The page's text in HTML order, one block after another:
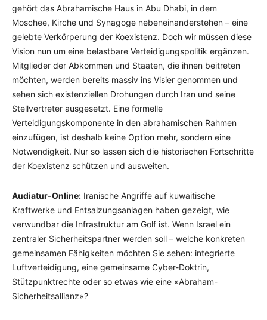
gehört das Abrahamische Haus in Abu Dhabi, in dem
Moschee, Kirche und Synagoge nebeneinanderstehen – eine
gelebte Verkörperung der Koexistenz. Doch wir müssen diese
Vision nun um eine belastbare Verteidigungspolitik ergänzen.
Mitglieder der Abkommen und Staaten, die ihnen beitreten
möchten, werden bereits massiv ins Visier genommen und
sehen sich existenziellen Drohungen durch Iran und seine
Stellvertreter ausgesetzt. Eine formelle
Verteidigungskomponente in den abrahamischen Rahmen
einzufügen, ist deshalb keine Option mehr, sondern eine
Notwendigkeit. Nur so lassen sich die historischen Fortschritte
der Koexistenz schützen und ausweiten.
Audiatur-Online: Iranische Angriffe auf kuwaitische
Kraftwerke und Entsalzungsanlagen haben gezeigt, wie
verwundbar die Infrastruktur am Golf ist. Wenn Israel ein
zentraler Sicherheitspartner werden soll – welche konkreten
gemeinsamen Fähigkeiten möchten Sie sehen: integrierte
Luftverteidigung, eine gemeinsame Cyber-Doktrin,
Stützpunktrechte oder so etwas wie eine «Abraham-
Sicherheitsallianz»?